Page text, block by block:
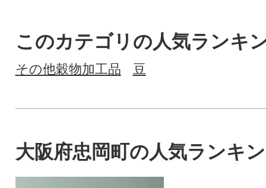
このカテゴリの人気ランキ
その他穀物加工品 豆
大阪府忠岡町の人気ランキ